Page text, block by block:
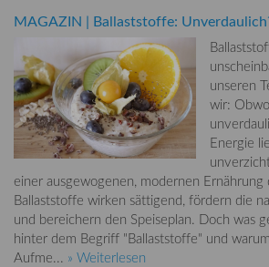
MAGAZIN | Ballaststoffe:
unseren
wir:
Energie
einer ausgewogenen, modernen Ernährung
Ballaststoffe wirken sättigend, fördern die
und bereichern den Speiseplan. Doch was
hinter dem Begriff "Ballaststoffe" und
Aufme... » Weiterlesen